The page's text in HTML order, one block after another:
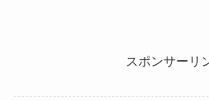
スポンサーリ